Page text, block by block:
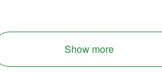
Show more